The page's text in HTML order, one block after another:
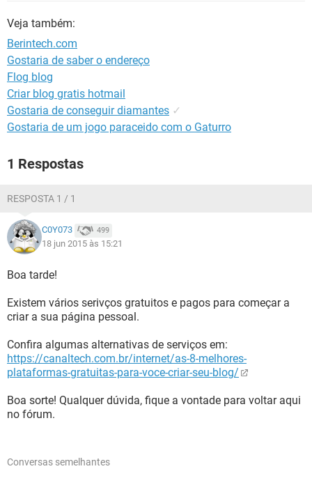
Veja também:
Berintech.com
Gostaria de saber o endereço
Flog blog
Criar blog gratis hotmail
Gostaria de conseguir diamantes ✓
Gostaria de um jogo paraceido com o Gaturro
1 Respostas
RESPOSTA 1 / 1
C0Y073 499
18 jun 2015 às 15:21
Boa tarde!
Existem vários serivços gratuitos e pagos para começar a
criar a sua página pessoal.
Confira algumas alternativas de serviços em:
https://canaltech.com.br/internet/as-8-melhores-
plataformas-gratuitas-para-voce-criar-seu-blog/
Boa sorte! Qualquer dúvida, fique a vontade para voltar aqui
no fórum.
Conversas semelhantes